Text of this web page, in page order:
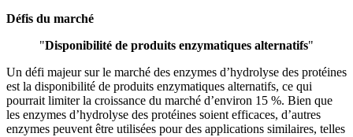
Défis du marché
"Disponibilité de produits enzymatiques alternatifs"
Un défi majeur sur le marché des enzymes d’hydrolyse des protéines
est la disponibilité de produits enzymatiques alternatifs, ce qui
pourrait limiter la croissance du marché d’environ 15 %. Bien que
les enzymes d’hydrolyse des protéines soient efficaces, d’autres
enzymes peuvent être utilisées pour des applications similaires, telles